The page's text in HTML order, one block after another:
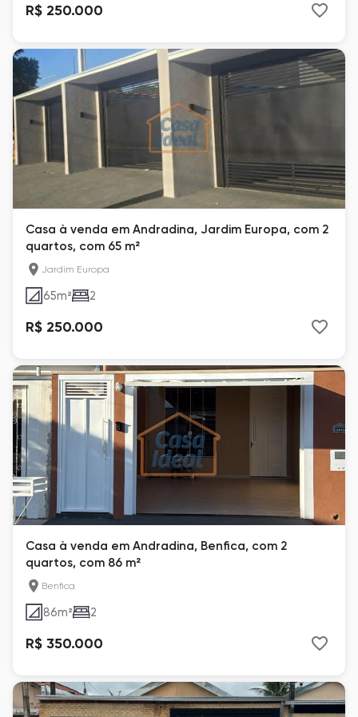
R$ 250.000
Casa à venda em Andradina, Jardim Europa, com 2
quartos, com 65 m²
Jardim Europa
65m² 2
R$ 250.000
Casa à venda em Andradina, Benfica, com 2
quartos, com 86 m²
Benfica
86m² 2
R$ 350.000